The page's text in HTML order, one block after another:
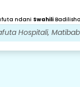
ndani Swahili